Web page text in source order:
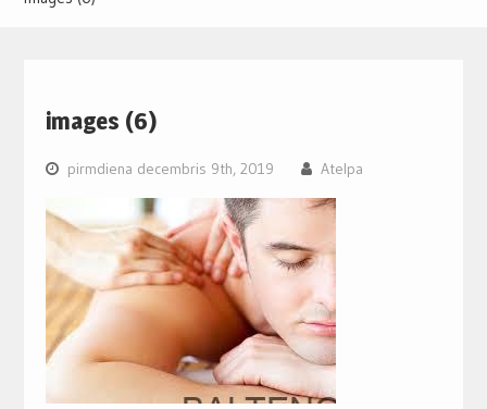
images (6)
pirmdiena decembris 9th, 2019 Atelpa